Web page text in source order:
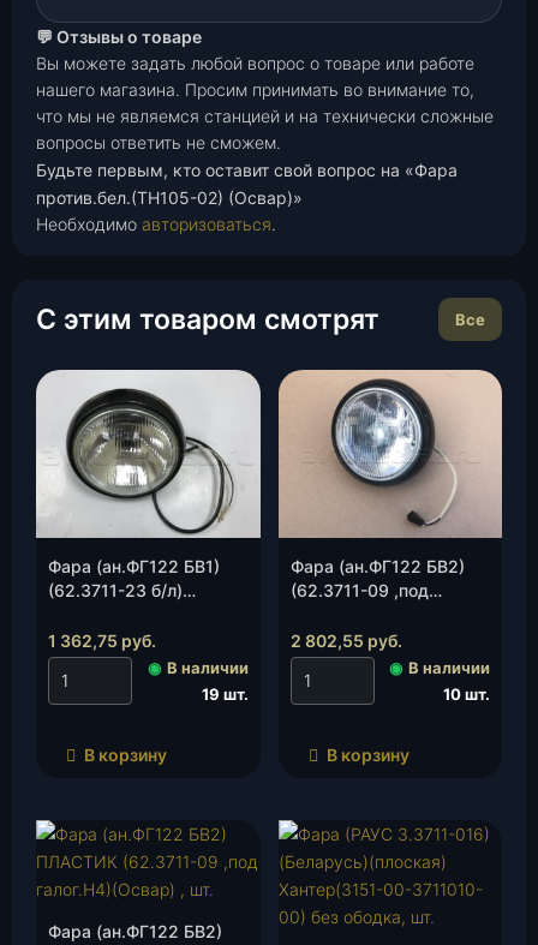
💬 Отзывы о товаре
Вы можете задать любой вопрос о товаре или работе
нашего магазина. Просим принимать во внимание то,
что мы не являемся станцией и на технически сложные
вопросы ответить не сможем.
Будьте первым, кто оставит свой вопрос на «Фара
против.бел.(ТН105-02) (Освар)»
Необходимо авторизоваться.
С этим товаром смотрят Все
Фара (ан.ФГ122 БВ1)
(62.3711-23 б/л)
1 362,75 руб.
◉ В наличии
19 шт.
В корзину
Фара (ан.ФГ122 БВ2)
(62.3711-09 ,под
2 802,55 руб.
◉ В наличии
10 шт.
В корзину
Фара (ан.ФГ122 БВ2)